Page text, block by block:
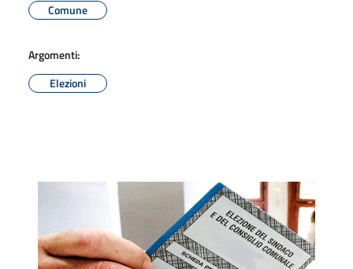
Comune
Argomenti:
Elezioni